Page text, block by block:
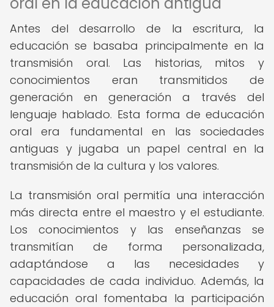
Antes del desarrollo de la escritura, la
educación se basaba principalmente en la
transmisión oral. Las historias, mitos y
conocimientos eran transmitidos de
generación en generación a través del
lenguaje hablado. Esta forma de educación
oral era fundamental en las sociedades
antiguas y jugaba un papel central en la
transmisión de la cultura y los valores.
La transmisión oral permitía una interacción
más directa entre el maestro y el estudiante.
Los conocimientos y las enseñanzas se
transmitían de forma personalizada,
adaptándose a las necesidades y
capacidades de cada individuo. Además, la
educación oral fomentaba la participación